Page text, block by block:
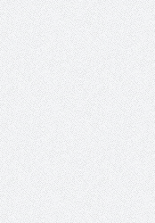
Όλες Σε Αφορούν
Επιχείρησή σου